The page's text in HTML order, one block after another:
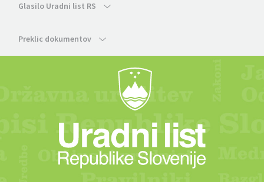
Glasilo Uradni list RS
Preklic dokumentov